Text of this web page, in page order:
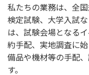
私たちの業務は、全
検定試験、大学入試
は、試験会場となる
約手配、実地調査に
備品や機材等の手配
す。